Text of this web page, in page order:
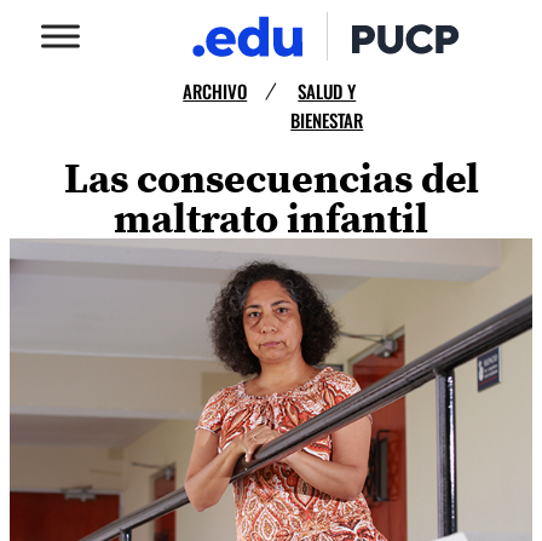
ARCHIVO /
SALUD Y
BIENESTAR
Las consecuencias del
maltrato infantil